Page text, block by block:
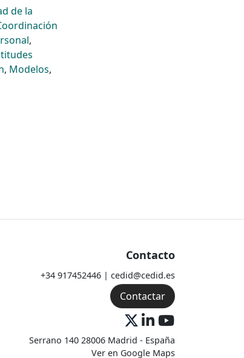
de la
,
, Modelos,
Contacto
+34 917452446 | cedid@cedid.es
Contactar
Serrano 140 28006 Madrid - España
Ver en Google Maps